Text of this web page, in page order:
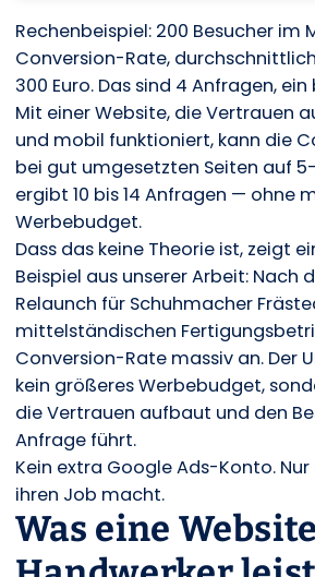
Rechenbeispiel: 200 Besucher im
Conversion-Rate,
300 Euro. Das sind 4 Anfragen,
Mit einer Website, die Vertrauen
und mobil funktioniert, kann die
bei gut umgesetzten Seiten auf
ergibt 10 bis 14 Anfragen — ohne
Werbebudget.
Dass das keine Theorie ist, zeigt
Beispiel aus unserer Arbeit: Nach
Relaunch für Schuhmacher
mittelständischen
Conversion-Rate massiv an. Der
kein größeres Werbebudget,
die Vertrauen aufbaut und den
Anfrage führt.
Kein extra Google Ads-Konto.
ihren Job macht.
Was eine